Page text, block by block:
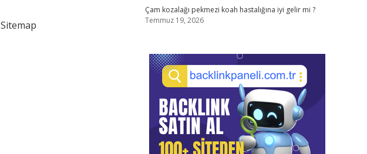
Sitemap
Çam kozalağı pekmezi koah hastalığına iyi gelir mi ?
Temmuz 19, 2026